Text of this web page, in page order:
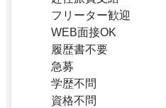
フリーター歓迎
WEB面接OK
履歴書不要
急募
学歴不問
資格不問